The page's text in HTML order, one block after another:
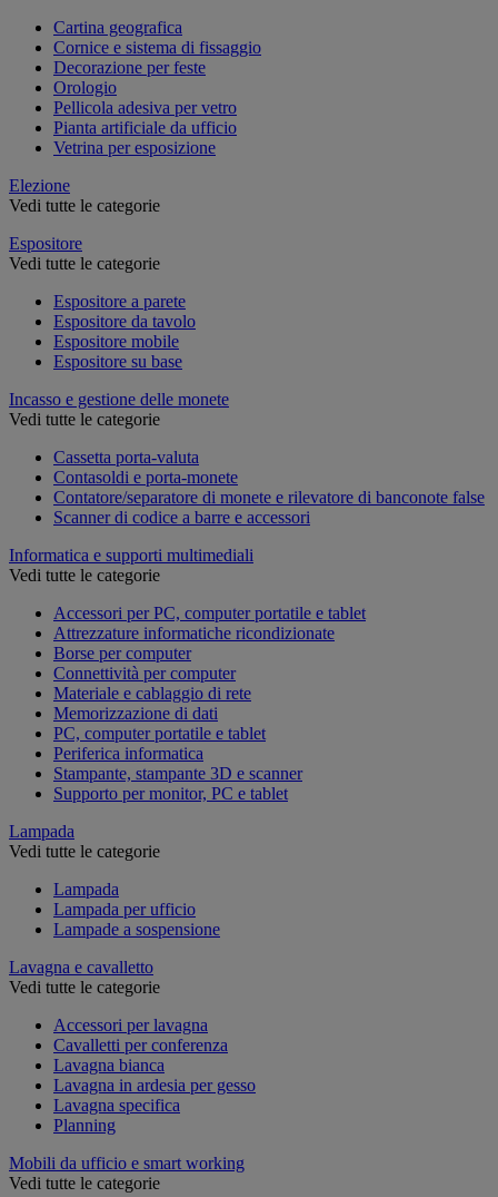
Cartina geografica
Cornice e sistema di fissaggio
Decorazione per feste
Orologio
Pellicola adesiva per vetro
Pianta artificiale da ufficio
Vetrina per esposizione
Elezione
Vedi tutte le categorie
Espositore
Vedi tutte le categorie
Espositore a parete
Espositore da tavolo
Espositore mobile
Espositore su base
Incasso e gestione delle monete
Vedi tutte le categorie
Cassetta porta-valuta
Contasoldi e porta-monete
Contatore/separatore di monete e rilevatore di banconote false
Scanner di codice a barre e accessori
Informatica e supporti multimediali
Vedi tutte le categorie
Accessori per PC, computer portatile e tablet
Attrezzature informatiche ricondizionate
Borse per computer
Connettività per computer
Materiale e cablaggio di rete
Memorizzazione di dati
PC, computer portatile e tablet
Periferica informatica
Stampante, stampante 3D e scanner
Supporto per monitor, PC e tablet
Lampada
Vedi tutte le categorie
Lampada
Lampada per ufficio
Lampade a sospensione
Lavagna e cavalletto
Vedi tutte le categorie
Accessori per lavagna
Cavalletti per conferenza
Lavagna bianca
Lavagna in ardesia per gesso
Lavagna specifica
Planning
Mobili da ufficio e smart working
Vedi tutte le categorie